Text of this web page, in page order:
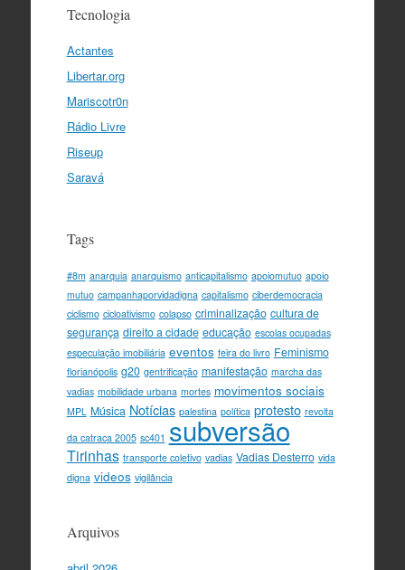
Tecnologia
Actantes
Libertar.org
Mariscotr0n
Rádio Livre
Riseup
Saravá
Tags
#8m anarquia anarquismo anticapitalismo apoiomutuo apoio
mutuo campanhaporvidadigna capitalismo ciberdemocracia
ciclismo cicloativismo colapso criminalização cultura de
segurança direito a cidade educação escolas ocupadas
especulação imobiliária eventos feira do livro Feminismo
florianópolis g20 gentrificação manifestação marcha das
vadias mobilidade urbana mortes movimentos sociais
MPL Música Notícias palestina política protesto revolta
da catraca 2005 sc401 subversão
Tirinhas transporte coletivo vadias Vadias Desterro vida
digna videos vigilância
Arquivos